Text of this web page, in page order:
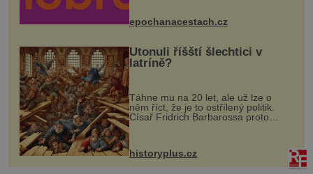
mohou těšit na víno, burčák, pes...
epochanacestach.cz
Utonuli říšští šlechtici v
latríně?
Táhne mu na 20 let, ale už lze o
něm říct, že je to ostřílený politik.
Císař Fridrich Barbarossa proto
posílá svého syna a dědice Jindřicha
VI. do Erfurtu, aby se stal
prostředníkem při řešení sporu m...
historyplus.cz